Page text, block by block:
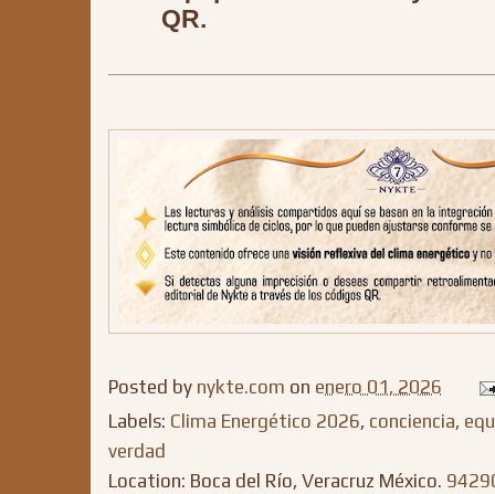
QR.
Posted by nykte.com on enero 01, 2026
Labels: Clima Energético 2026, conciencia,
verdad
Location: Boca del Río, Veracruz México.